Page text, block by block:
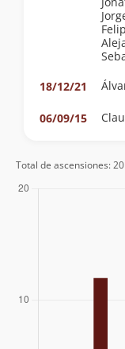
18/12/21
06/09/15
Total de ascensiones: 20